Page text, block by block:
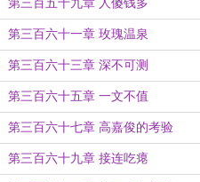
第三百五十九章 人傻钱多
第三百六十一章 玫瑰温泉
第三百六十三章 深不可测
第三百六十五章 一文不值
第三百六十七章 高嘉俊的考验
第三百六十九章 接连吃瘪